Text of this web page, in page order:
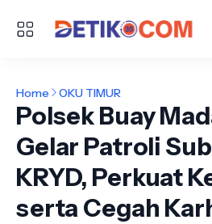
Home OKU TIMUR
Polsek Buay
Gelar Patroli
KRYD, Perkuat
serta Cegah